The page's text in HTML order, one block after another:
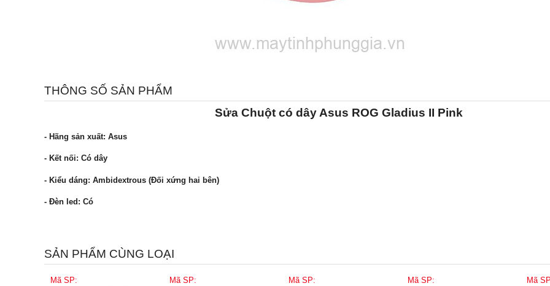
THÔNG SỐ SẢN PHẨM
Sửa Chuột có dây Asus ROG Gladius II Pink
- Hãng sản xuất: Asus
- Kết nối: Có dây
- Kiểu dáng: Ambidextrous (Đối xứng hai bên)
- Đèn led: Có
SẢN PHẨM CÙNG LOẠI
Mã SP: Mã SP: Mã SP: Mã SP: Mã